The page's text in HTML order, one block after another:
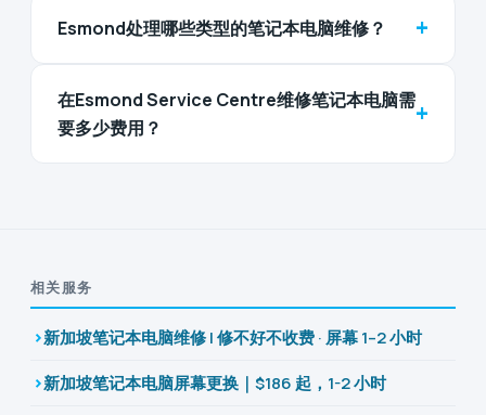
Esmond处理哪些类型的笔记本电脑维修？ +
在Esmond Service Centre维修笔记本电脑需
要多少费用？
+
相关服务
新加坡笔记本电脑维修 | 修不好不收费 · 屏幕 1–2 小时
新加坡笔记本电脑屏幕更换｜$186 起，1-2 小时